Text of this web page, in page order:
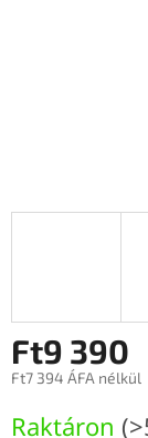
Ft9 390
Ft7 394 ÁFA nélkül
Raktáron